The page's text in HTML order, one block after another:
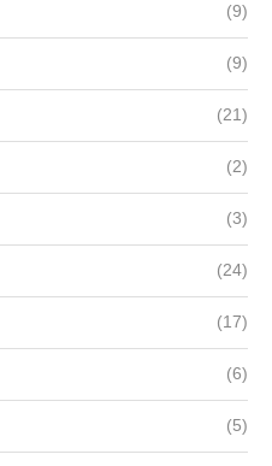
(9)
(9)
(21)
(2)
(3)
(24)
(17)
(6)
(5)